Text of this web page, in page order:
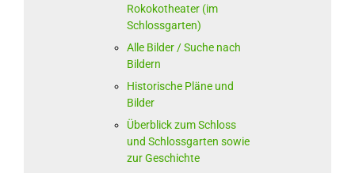
Rokokotheater (im
Schlossgarten)
Alle Bilder / Suche nach
Bildern
Historische Pläne und
Bilder
Überblick zum Schloss
und Schlossgarten sowie
zur Geschichte